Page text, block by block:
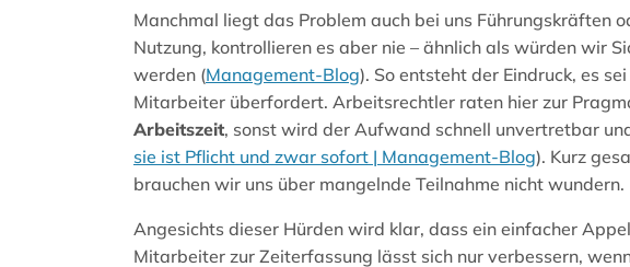
Manchmal liegt das Problem auch bei uns Führungskräften
Nutzung, kontrollieren es aber nie – ähnlich als würden wir
werden (Management-Blog). So entsteht der Eindruck, es
Mitarbeiter überfordert. Arbeitsrechtler raten hier zur
Arbeitszeit, sonst wird der Aufwand schnell unvertretbar
sie ist Pflicht und zwar sofort | Management-Blog). Kurz
brauchen wir uns über mangelnde Teilnahme nicht wundern.
Angesichts dieser Hürden wird klar, dass ein einfacher
Mitarbeiter zur Zeiterfassung lässt sich nur verbessern,